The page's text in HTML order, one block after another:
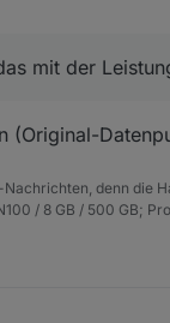
mit der
(Original-
denn die
/ 8 GB / 500 GB;